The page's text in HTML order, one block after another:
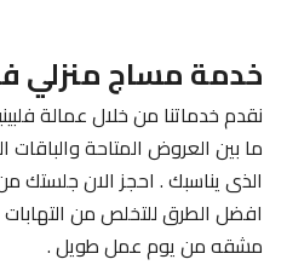
خدمة مساج منزلي
نقدم خدماتنا من خلال عمالة
ما بين العروض المتاحة
الذى يناسبك . احجز الان جلستك
افضل الطرق للتخلص من
مشقه من يوم عمل طويل .